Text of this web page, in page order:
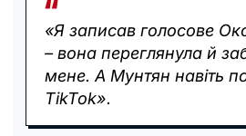
«Я записав голосове
– вона переглянула й
мене. А Мунтян навіть
TikTok».